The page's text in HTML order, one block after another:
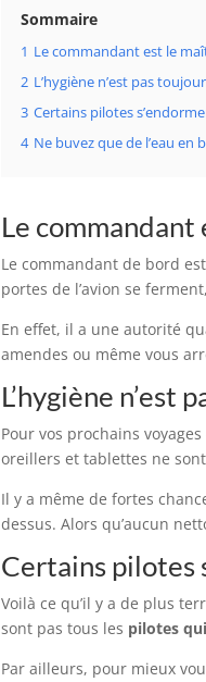
Sommaire
1 Le commandant est le
2 L’hygiène n’est pas
3 Certains pilotes
4 Ne buvez que de l’eau en
Le commandant
Le commandant de bord
portes de l’avion se
En effet, il a une autorité
amendes ou même vous
L’hygiène n’est
Pour vos prochains
oreillers et tablettes ne
Il y a même de fortes
dessus. Alors qu’aucun
Certains pilotes
Voilà ce qu’il y a de plus
sont pas tous les pilotes
Par ailleurs, pour mieux